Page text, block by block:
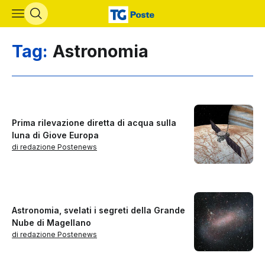
Vai al contenuto principale
Tag: Astronomia
Prima rilevazione diretta di acqua sulla
luna di Giove Europa
di redazione Postenews
Astronomia, svelati i segreti della Grande
Nube di Magellano
di redazione Postenews